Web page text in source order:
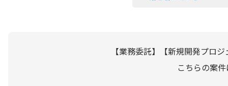
【業務委託】【新規開発プロ
こちらの案